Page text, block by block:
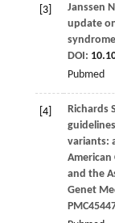
[3] Janssen N
update
DOI:
Pubmed
[4] Richards S
variants:
American
and the
Genet